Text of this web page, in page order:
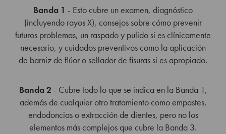
Banda 1 - Esto cubre un examen, diagnóstico
(incluyendo rayos X), consejos sobre cómo prevenir
futuros problemas, un raspado y pulido si es clínicamente
necesario, y cuidados preventivos como la aplicación
de barniz de flúor o sellador de fisuras si es apropiado.
Banda 2 - Cubre todo lo que se indica en la Banda 1,
además de cualquier otro tratamiento como empastes,
endodoncias o extracción de dientes, pero no los
elementos más complejos que cubre la Banda 3.